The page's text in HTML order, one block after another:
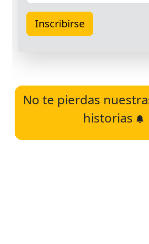
No te pierdas
historias